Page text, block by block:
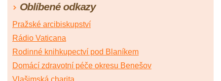
Oblíbené odkazy
Pražské arcibiskupství
Rádio Vaticana
Rodinné knihkupectví pod Blaníkem
Domácí zdravotní péče okresu Benešov
Vlašimská charita